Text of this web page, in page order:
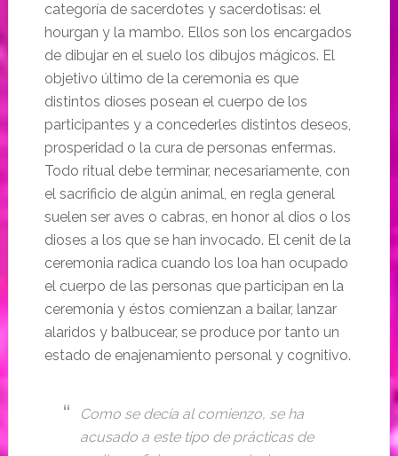
categoría de sacerdotes y sacerdotisas: el
hourgan y la mambo. Ellos son los encargados
de dibujar en el suelo los dibujos mágicos. El
objetivo último de la ceremonia es que
distintos dioses posean el cuerpo de los
participantes y a concederles distintos deseos,
prosperidad o la cura de personas enfermas.
Todo ritual debe terminar, necesariamente, con
el sacrificio de algún animal, en regla general
suelen ser aves o cabras, en honor al dios o los
dioses a los que se han invocado. El cenit de la
ceremonia radica cuando los loa han ocupado
el cuerpo de las personas que participan en la
ceremonia y éstos comienzan a bailar, lanzar
alaridos y balbucear, se produce por tanto un
estado de enajenamiento personal y cognitivo.
Como se decía al comienzo, se ha
acusado a este tipo de prácticas de